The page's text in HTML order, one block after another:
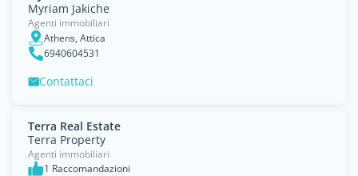
Myriam Jakiche
Agenti immobiliari
Athens, Attica
6940604531
Contattaci
Terra Real Estate
Terra Property
Agenti immobiliari
1 Raccomandazioni